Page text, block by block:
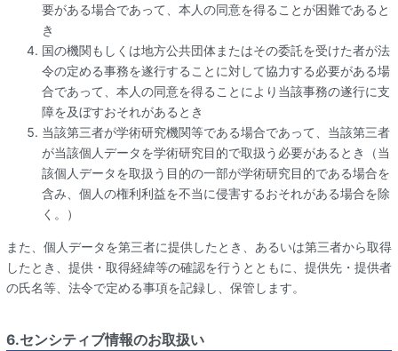
要がある場合であって、本人の同意を得ることが困難であると
き
国の機関もしくは地方公共団体またはその委託を受けた者が法
令の定める事務を遂行することに対して協力する必要がある場
合であって、本人の同意を得ることにより当該事務の遂行に支
障を及ぼすおそれがあるとき
当該第三者が学術研究機関等である場合であって、当該第三者
が当該個人データを学術研究目的で取扱う必要があるとき（当
該個人データを取扱う目的の一部が学術研究目的である場合を
含み、個人の権利利益を不当に侵害するおそれがある場合を除
く。）
また、個人データを第三者に提供したとき、あるいは第三者から取得
したとき、提供・取得経緯等の確認を行うとともに、提供先・提供者
の氏名等、法令で定める事項を記録し、保管します。
6.センシティブ情報のお取扱い